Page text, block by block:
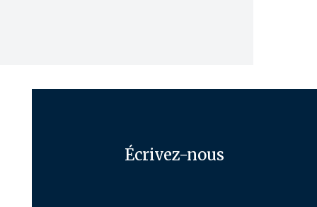
Écrivez-nous